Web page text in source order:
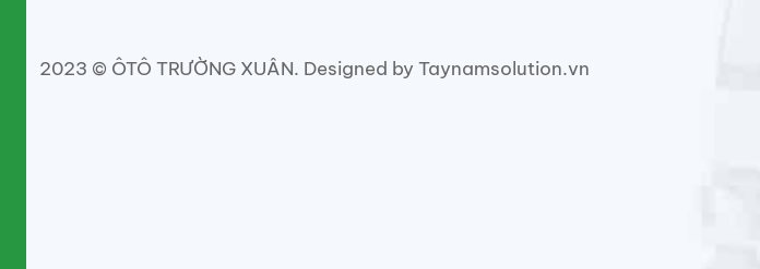
2023 © ÔTÔ TRƯỜNG XUÂN. Designed by Taynamsolution.vn